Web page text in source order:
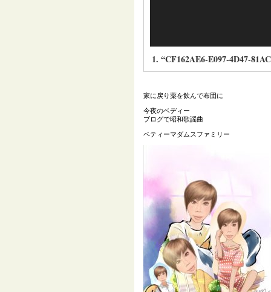
1. “CF162AE6-E097-4D47-81AC-
家に戻り薬を飲んで布団に
今夜のベディー
ブログで昭和歌謡曲
ベティーマダムスファミリー